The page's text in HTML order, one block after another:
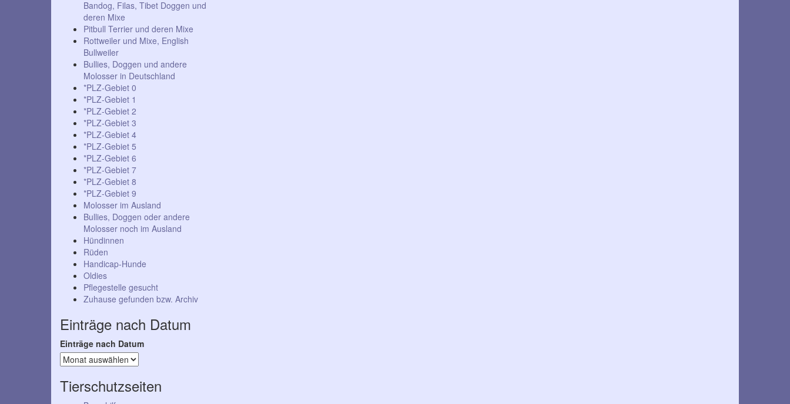
Bandog, Filas, Tibet Doggen und
deren Mixe
Pitbull Terrier und deren Mixe
Rottweiler und Mixe, English
Bullweiler
Bullies, Doggen und andere
Molosser in Deutschland
*PLZ-Gebiet 0
*PLZ-Gebiet 1
*PLZ-Gebiet 2
*PLZ-Gebiet 3
*PLZ-Gebiet 4
*PLZ-Gebiet 5
*PLZ-Gebiet 6
*PLZ-Gebiet 7
*PLZ-Gebiet 8
*PLZ-Gebiet 9
Molosser im Ausland
Bullies, Doggen oder andere
Molosser noch im Ausland
Hündinnen
Rüden
Handicap-Hunde
Oldies
Pflegestelle gesucht
Zuhause gefunden bzw. Archiv
Einträge nach Datum
Einträge nach Datum
Tierschutzseiten